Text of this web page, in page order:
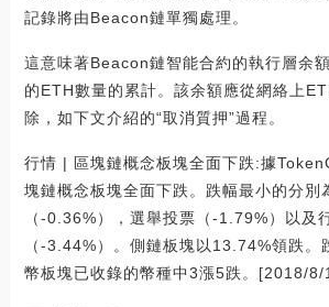
記錄將由Beacon鏈單獨處理。
這意味著Beacon鏈智能合約的執行層余
的ETH數量的累計。該余額應從網絡上
除，如下文介紹的“取消質押”過程。
行情 | 區塊鏈概念板塊全面下跌:據
塊鏈概念板塊全面下跌。跌幅最小的分別
（-0.36%），選舉投票（-1.79%）以及
（-3.44%）。側鏈板塊以13.74%領跌。
幣板塊已收錄的幣種中3漲5跌。[2018/8/